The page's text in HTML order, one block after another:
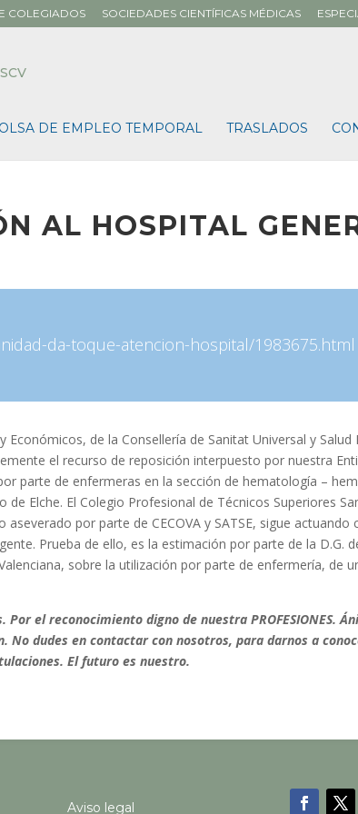
COLEGIADOS SOCIEDADES CIENTÍFICAS MÉDICAS
DE EMPLEO TEMPORAL TRASLADOS
AL HOSPITAL
da-toque-atencion-hospital/1983675.html
de la Consellería de Sanitat Universal y Salud
el recurso de reposición interpuesto por nuestra
parte de enfermeras en la sección de hematología –
Elche. El Colegio Profesional de Técnicos Superiores
por parte de CECOVA y SATSE, sigue actuando
Prueba de ello, es la estimación por parte de la D.G.
sobre la utilización por parte de enfermería, de
Por el reconocimiento digno de nuestra PROFESIONES.
dudes en contactar con nosotros, para darnos a
El futuro es nuestro.
Aviso legal